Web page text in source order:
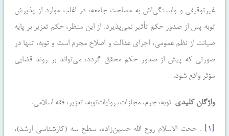
غیرتوقیفی و وابستگی‌اش به مصلحت جامعه، در اغلب موارد از پذیرش
توبه پس از صدور حکم تأثیر نمی‌پذیرد. از این منظر، حکم تعزیر بر پایه
صیانت از نظم عمومی، اجرای عدالت و اصلاح مجرم است و توبه، تنها در
صورتی که پیش از صدور حکم محقق گردد، می‌تواند بر روند قضایی
مؤثر واقع شود.
واژگان کلیدی: توبه‌، جرم‌، مجازات‌، روایات‌توبه، تعزیر، فقه اسلامی.
[۱]
. ححت الاسلام روح الله حسین‌زاده، سطح سه (کارشناسی ارشد)،